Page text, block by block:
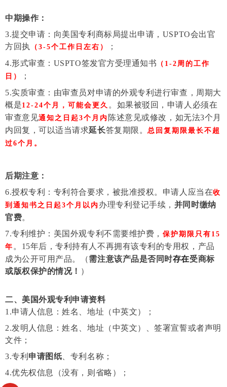
中期操作：
3.提交申请：向美国专利商标局提出申请，USPTO会出官
方回执
（3-5个工作日左右）
；
4.形式审查：USPTO签发官方受理通知书 （1-2周的工作
日）
；
5.实质审查：由审查员对申请的外观专利进行审查，周期大
概是12-24个月，可能会更久 。如果被驳回，申请人必须在
审查意见通知之日起3个月内 陈述意见或修改，如无法3个月
内回复，可以适当请求延长答复期限。总回复期限最长不超
过6个月 。
后期注意：
6.授权专利：专利符合要求，被批准授权。申请人应当在收
到通知书之日起3个月以内 办理专利登记手续， 并同时缴纳
官费。
7.专利维护：美国外观专利不需要维护费， 保护期限只有15
年 。 15年后，专利持有人不再拥有该专利的专用权，产品
成为公开可用产品。（需注意该产品是否同时存在受商标
或版权保护的情况！ ）
二、美国外观专利申请资料
1.申请人信息：姓名、地址（中英文）
；
2.发明人信息：姓名、地址（中英文）、签署宣誓或者声明
文件 ；
3.专利 申请图纸 、专利名称 ；
4.优先权信息（没有，则省略）
；